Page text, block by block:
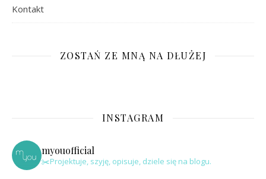
Kontakt
ZOSTAŃ ZE MNĄ NA DŁUŻEJ
INSTAGRAM
myouofficial
✂️Projektuje, szyję, opisuje, dziele się na blogu.